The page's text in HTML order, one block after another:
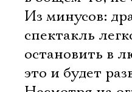
Из минусов:
спектакль
остановить в
это и будет